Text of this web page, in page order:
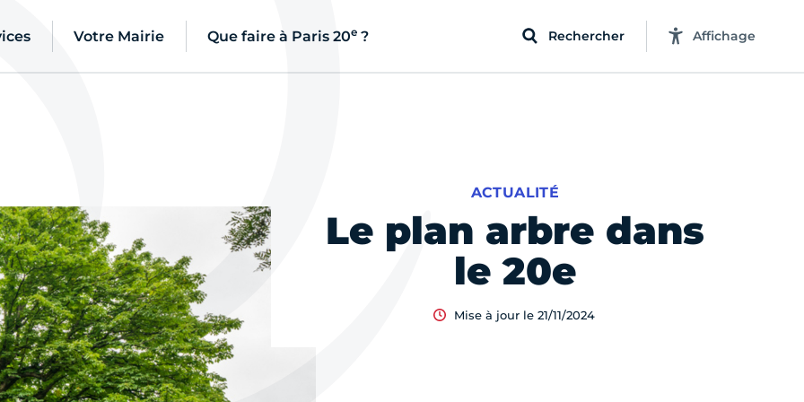
Votre Mairie Que faire à Paris 20e ? Rechercher Affichage
Le plan arbre dans
le 20e
ACTUALITÉ
Mise à jour le 21/11/2024